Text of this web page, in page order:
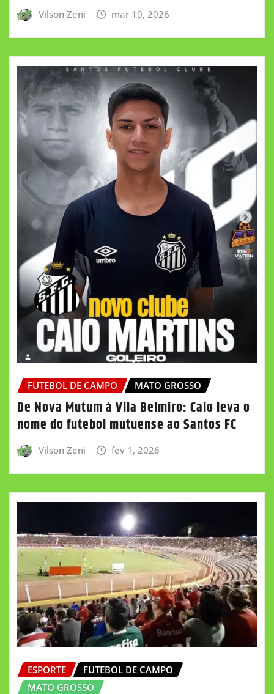
Vilson Zeni mar 10, 2026
FUTEBOL DE CAMPO MATO GROSSO
De Nova Mutum à Vila Belmiro: Caio leva o
nome do futebol mutuense ao Santos FC
Vilson Zeni fev 1, 2026
ESPORTE
FUTEBOL DE CAMPO
MATO GROSSO